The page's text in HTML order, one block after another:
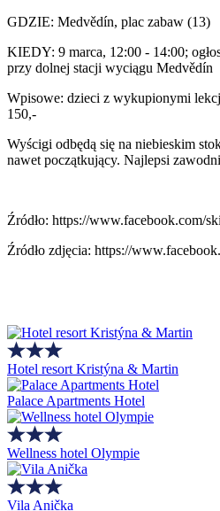
GDZIE: Medvědín, plac zabaw (13)
KIEDY: 9 marca, 12:00 - 14:00;
przy dolnej stacji wyciągu Medvědín
Wpisowe: dzieci z wykupionymi
150,-
Wyścigi odbędą się na niebieskim
nawet początkujący. Najlepsi
Źródło: https://www.facebook.com/
Źródło zdjęcia: https://
Hotel resort Kristýna & Martin
Palace Apartments Hotel
Wellness hotel Olympie
Vila Anička